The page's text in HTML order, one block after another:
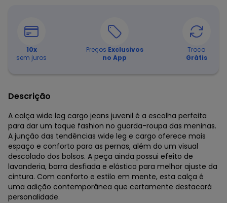
10x
sem juros
Preços Exclusivos
no App
Troca
Grátis
Descrição
A calça wide leg cargo jeans juvenil é a escolha perfeita
para dar um toque fashion no guarda-roupa das meninas.
A junção das tendências wide leg e cargo oferece mais
espaço e conforto para as pernas, além do um visual
descolado dos bolsos. A peça ainda possui efeito de
lavanderia, barra desfiada e elástico para melhor ajuste da
cintura. Com conforto e estilo em mente, esta calça é
uma adição contemporânea que certamente destacará
personalidade.